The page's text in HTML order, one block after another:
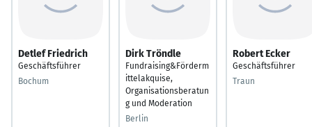
Detlef Friedrich
Geschäftsführer
Bochum
Dirk Tröndle
Fundraising&Förderm
ittelakquise,
Organisationsberatun
g und Moderation
Berlin
Robert Ecker
Geschäftsführer
Traun